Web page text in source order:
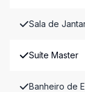
Sala de
Suíte Master
Banheiro de